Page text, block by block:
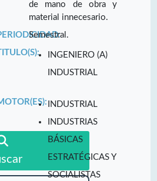
de mano de obra y
material innecesario.
Semestral.
INGENIERO (A)
INDUSTRIAL
INDUSTRIAL
INDUSTRIAS
BÁSICAS
ESTRATÉGICAS Y
SOCIALISTAS